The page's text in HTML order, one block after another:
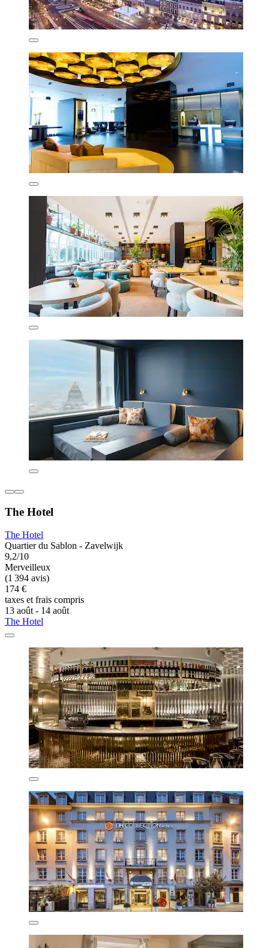
The Hotel
The Hotel
Quartier du Sablon - Zavelwijk
9,2/10
Merveilleux
(1 394 avis)
174 €
taxes et frais compris
13 août - 14 août
The Hotel